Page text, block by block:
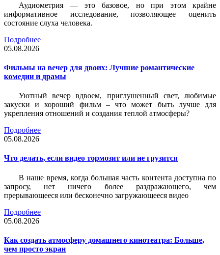
Аудиометрия — это базовое, но при этом крайне
информативное исследование, позволяющее оценить
состояние слуха человека.
Подробнее
05.08.2026
Фильмы на вечер для двоих: Лучшие романтические
комедии и драмы
Уютный вечер вдвоем, приглушенный свет, любимые
закуски и хороший фильм – что может быть лучше для
укрепления отношений и создания теплой атмосферы?
Подробнее
05.08.2026
Что делать, если видео тормозит или не грузится
В наше время, когда большая часть контента доступна по
запросу, нет ничего более раздражающего, чем
прерывающееся или бесконечно загружающееся видео
Подробнее
05.08.2026
Как создать атмосферу домашнего кинотеатра: Больше,
чем просто экран